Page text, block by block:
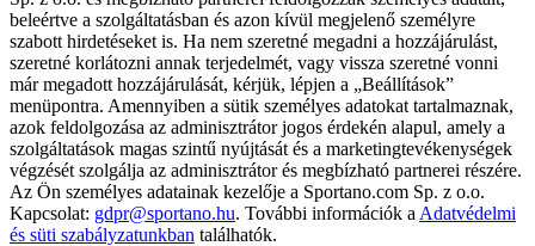
beleértve a szolgáltatásban és azon kívül megjelenő személyre
szabott hirdetéseket is. Ha nem szeretné megadni a hozzájárulást,
szeretné korlátozni annak terjedelmét, vagy vissza szeretné vonni
már megadott hozzájárulását, kérjük, lépjen a „Beállítások”
menüpontra. Amennyiben a sütik személyes adatokat tartalmaznak,
azok feldolgozása az adminisztrátor jogos érdekén alapul, amely a
szolgáltatások magas szintű nyújtását és a marketingtevékenységek
végzését szolgálja az adminisztrátor és megbízható partnerei részére.
Az Ön személyes adatainak kezelője a Sportano.com Sp. z o.o.
Kapcsolat: gdpr@sportano.hu. További információk a Adatvédelmi
és süti szabályzatunkban találhatók.